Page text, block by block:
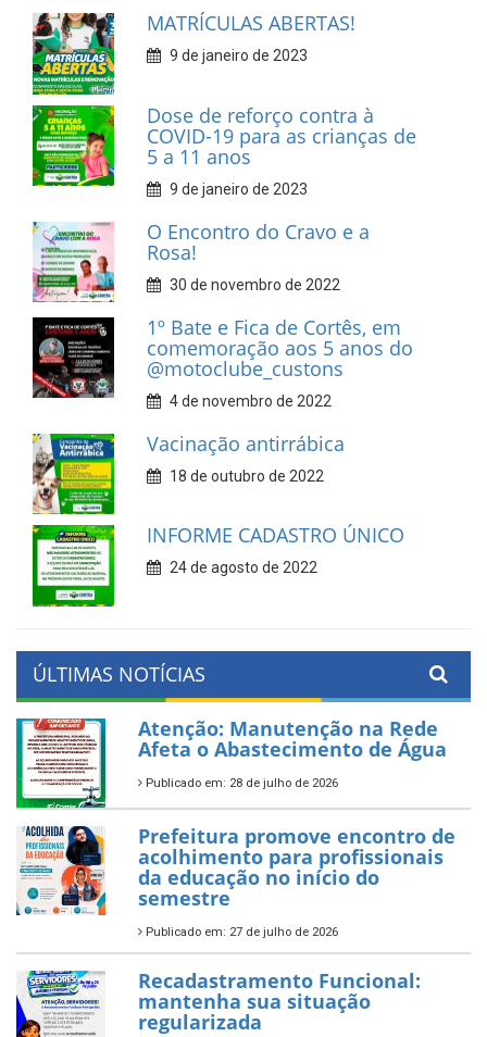
MATRÍCULAS ABERTAS!
9 de janeiro de 2023
Dose de reforço contra à
COVID-19 para as crianças de
5 a 11 anos
9 de janeiro de 2023
O Encontro do Cravo e a
Rosa!
30 de novembro de 2022
1º Bate e Fica de Cortês, em
comemoração aos 5 anos do
@motoclube_custons
4 de novembro de 2022
Vacinação antirrábica
18 de outubro de 2022
INFORME CADASTRO ÚNICO
24 de agosto de 2022
ÚLTIMAS NOTÍCIAS
Atenção: Manutenção na Rede
Afeta o Abastecimento de Água
Publicado em: 28 de julho de 2026
Prefeitura promove encontro de
acolhimento para profissionais
da educação no início do
semestre
Publicado em: 27 de julho de 2026
Recadastramento Funcional:
mantenha sua situação
regularizada